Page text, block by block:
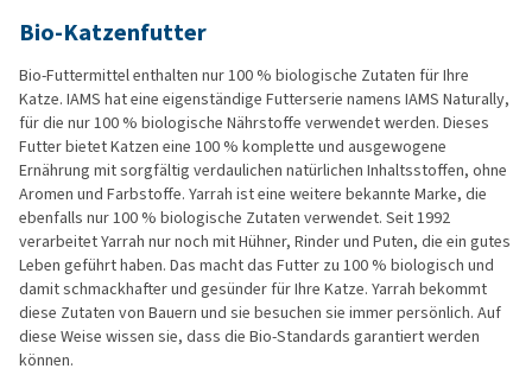
Bio-Katzenfutter
Bio-Futtermittel enthalten nur 100 % biologische Zutaten für Ihre
Katze. IAMS hat eine eigenständige Futterserie namens IAMS Naturally,
für die nur 100 % biologische Nährstoffe verwendet werden. Dieses
Futter bietet Katzen eine 100 % komplette und ausgewogene
Ernährung mit sorgfältig verdaulichen natürlichen Inhaltsstoffen, ohne
Aromen und Farbstoffe. Yarrah ist eine weitere bekannte Marke, die
ebenfalls nur 100 % biologische Zutaten verwendet. Seit 1992
verarbeitet Yarrah nur noch mit Hühner, Rinder und Puten, die ein gutes
Leben geführt haben. Das macht das Futter zu 100 % biologisch und
damit schmackhafter und gesünder für Ihre Katze. Yarrah bekommt
diese Zutaten von Bauern und sie besuchen sie immer persönlich. Auf
diese Weise wissen sie, dass die Bio-Standards garantiert werden
können.